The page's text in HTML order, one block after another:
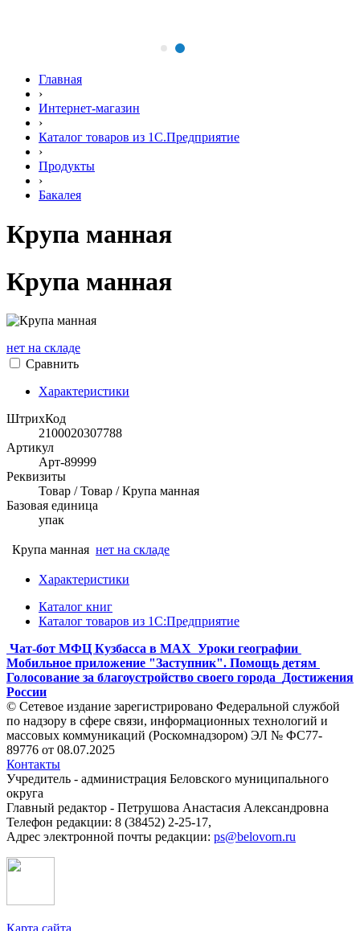
Главная
›
Интернет-магазин
›
Каталог товаров из 1С.Предприятие
›
Продукты
›
Бакалея
Крупа манная
Крупа манная
нет на складе
Сравнить
Характеристики
ШтрихКод
2100020307788
Артикул
Арт-89999
Реквизиты
Товар / Товар / Крупа манная
Базовая единица
упак
Крупа манная нет на складе
Характеристики
Каталог книг
Каталог товаров из 1С:Предприятие
Чат-бот МФЦ Кузбасса в MAX Уроки географии
Мобильное приложение "Заступник". Помощь детям
Голосование за благоустройство своего города
Достижения
России
© Сетевое издание зарегистрировано Федеральной службой
по надзору в сфере связи, информационных технологий и
массовых коммуникаций (Роскомнадзором) ЭЛ № ФС77-
89776 от 08.07.2025
Контакты
Учредитель - администрация Беловского муниципального
округа
Главный редактор - Петрушова Анастасия Александровна
Телефон редакции: 8 (38452) 2-25-17,
Адрес электронной почты редакции: ps@belovorn.ru